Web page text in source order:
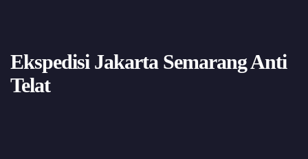
Ekspedisi Jakarta Semarang Anti
Telat